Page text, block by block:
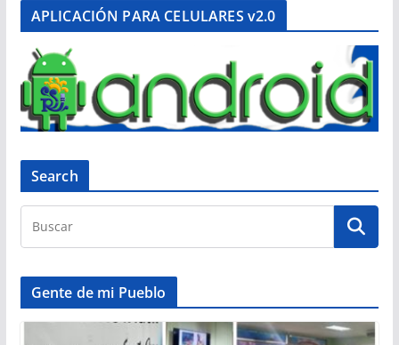
APLICACIÓN PARA CELULARES v2.0
Search
Gente de mi Pueblo